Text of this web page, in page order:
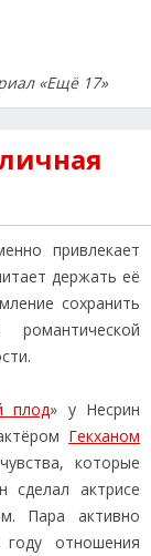
«Ещё 17»
привлекает
держать её
сохранить
плод» у Несрин
Гекханом
которые
сделал актрисе
Пара активно
отношения